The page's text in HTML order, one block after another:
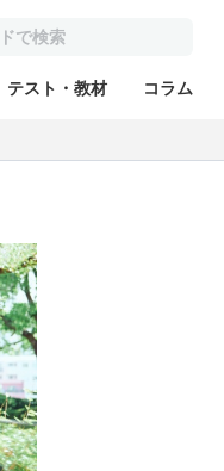
テスト・教材 コラム